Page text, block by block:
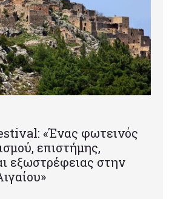
«Ένας φωτεινός
επιστήμης,
εξωστρέφειας στην